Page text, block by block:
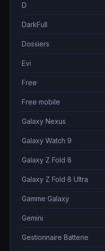
D
DarkFull
Dossiers
Evi
Free
Free mobile
Galaxy Nexus
Galaxy Watch 9
Galaxy Z Fold 8
Galaxy Z Fold 8 Ultra
Gamme Galaxy
Gemini
Gestionnaire Batterie